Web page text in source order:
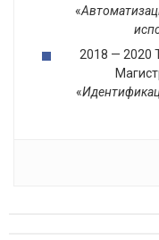
«
2018 — 2020
«